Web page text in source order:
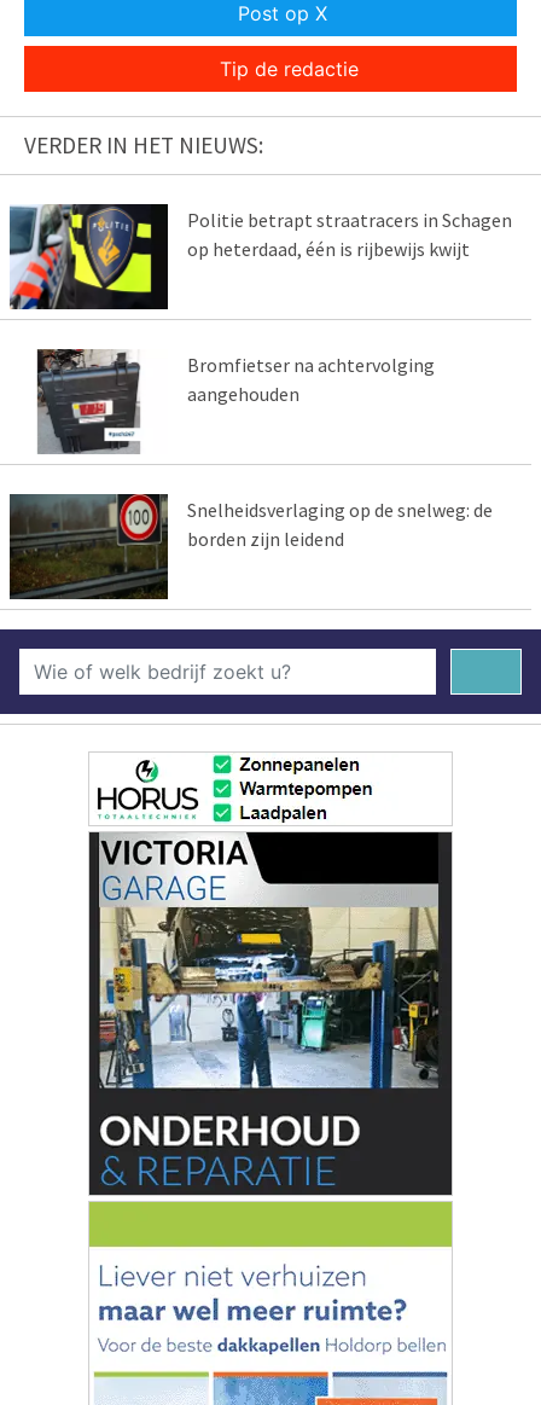
Post op X
Tip de redactie
VERDER IN HET NIEUWS:
Politie betrapt straatracers in Schagen
op heterdaad, één is rijbewijs kwijt
Bromfietser na achtervolging
aangehouden
Snelheidsverlaging op de snelweg: de
borden zijn leidend